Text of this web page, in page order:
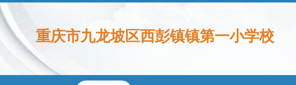
重庆市九龙坡区西彭镇镇第一小学校